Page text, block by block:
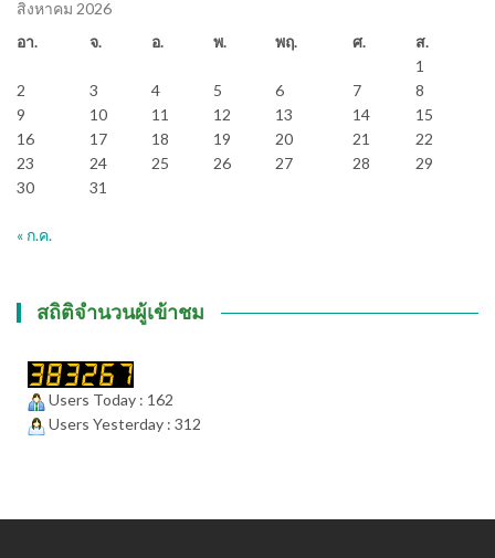
สิงหาคม 2026
อา.
จ. อ. พ. พฤ. ศ.
ส.
1
2
3 4 5 6 7
8
9
10 11 12 13 14
15
16
17 18 19 20 21
22
23
24 25 26 27 28
29
30
31
« ก.ค.
สถิติจำนวนผู้เข้าชม
Users Today : 162
Users Yesterday : 312